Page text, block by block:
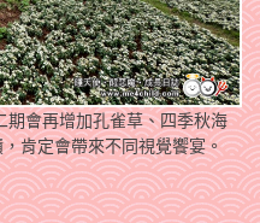
期會再增加孔雀草、四季秋海
肯定會帶來不同視覺饗宴。